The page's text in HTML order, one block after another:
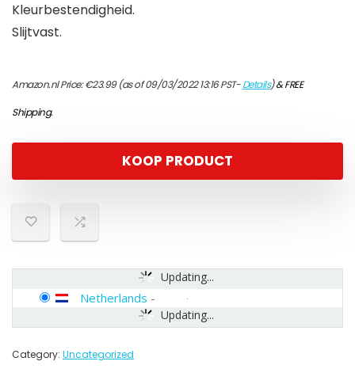
Kleurbestendigheid.
Slijtvast.
Amazon.nl Price:€23.99(as of 09/03/2022 13:16 PST-Details)&FREE
Shipping.
KOOP PRODUCT
Updating...
Updating...
Netherlands -
Category: Uncategorized